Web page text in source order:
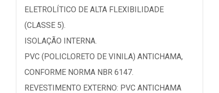
ELETROLÍTICO DE ALTA FLEXIBILIDADE
(CLASSE 5).
ISOLAÇÃO INTERNA.
PVC (POLICLORETO DE VINILA) ANTICHAMA,
CONFORME NORMA NBR 6147.
REVESTIMENTO EXTERNO: PVC ANTICHAMA